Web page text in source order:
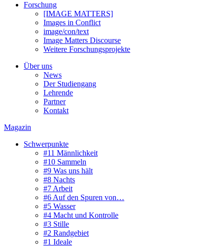
Forschung
[IMAGE MATTERS]
Images in Conflict
image/con/text
Image Matters Discourse
Weitere Forschungsprojekte
Über uns
News
Der Studiengang
Lehrende
Partner
Kontakt
Magazin
Schwerpunkte
#11 Männlichkeit
#10 Sammeln
#9 Was uns hält
#8 Nachts
#7 Arbeit
#6 Auf den Spuren von…
#5 Wasser
#4 Macht und Kontrolle
#3 Stille
#2 Randgebiet
#1 Ideale